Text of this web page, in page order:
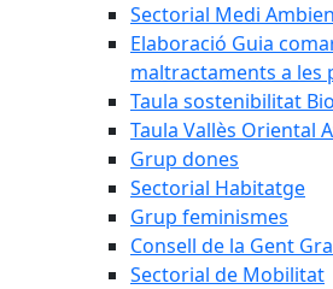
Sectorial Medi
Elaboració Guia
maltractaments a les
Taula sostenibilitat
Taula Vallès Oriental
Grup dones
Sectorial Habitatge
Grup feminismes
Consell de la Gent
Sectorial de Mobilitat